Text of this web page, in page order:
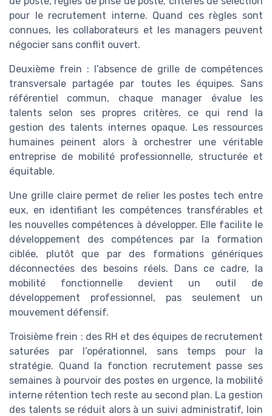
pour le recrutement interne. Quand ces règles sont
connues, les collaborateurs et les managers peuvent
négocier sans conflit ouvert.
Deuxième frein : l’absence de grille de compétences
transversale partagée par toutes les équipes. Sans
référentiel commun, chaque manager évalue les
talents selon ses propres critères, ce qui rend la
gestion des talents internes opaque. Les ressources
humaines peinent alors à orchestrer une véritable
entreprise de mobilité professionnelle, structurée et
équitable.
Une grille claire permet de relier les postes tech entre
eux, en identifiant les compétences transférables et
les nouvelles compétences à développer. Elle facilite le
développement des compétences par la formation
ciblée, plutôt que par des formations génériques
déconnectées des besoins réels. Dans ce cadre, la
mobilité fonctionnelle devient un outil de
développement professionnel, pas seulement un
mouvement défensif.
Troisième frein : des RH et des équipes de recrutement
saturées par l’opérationnel, sans temps pour la
stratégie. Quand la fonction recrutement passe ses
semaines à pourvoir des postes en urgence, la mobilité
interne rétention tech reste au second plan. La gestion
des talents se réduit alors à un suivi administratif, loin